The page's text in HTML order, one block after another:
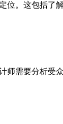
位。这包括了
师需要分析受